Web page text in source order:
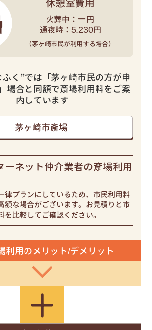
休憩室費用
火葬中： ー円
通夜時： 5,230円
（茅ヶ崎市民が利用する場合）
く”では「茅ヶ崎市民の方が申
場合と同額で斎場利用料をご案
内しています
茅ヶ崎市斎場
ーネット仲介業者の斎場利用
律プランにしているため、市民利用料
額な場合がございます。お見積りと市
を比較してご確認ください。
利用のメリット/デメリット